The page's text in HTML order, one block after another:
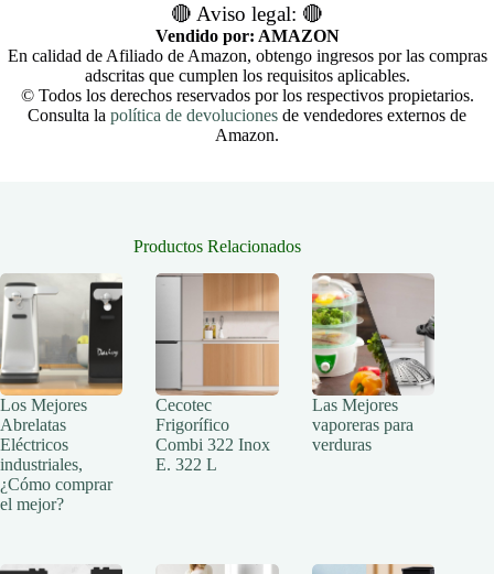
🔴 Aviso legal: 🔴
Vendido por: AMAZON
En calidad de Afiliado de Amazon, obtengo ingresos por las compras
adscritas que cumplen los requisitos aplicables.
© Todos los derechos reservados por los respectivos propietarios.
Consulta la política de devoluciones de vendedores externos de
Amazon.
Productos Relacionados
Los Mejores
Abrelatas
Eléctricos
industriales,
¿Cómo comprar
el mejor?
Cecotec
Frigorífico
Combi 322 Inox
E. 322 L
Las Mejores
vaporeras para
verduras